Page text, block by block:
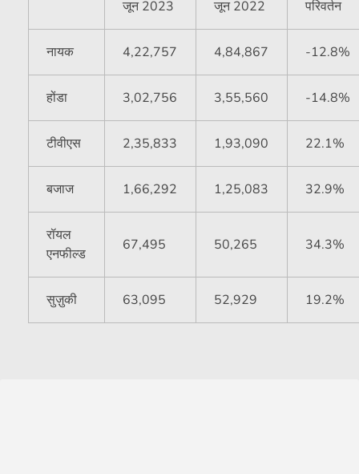
जून 2023 जून 2022 परिवर्तन
नायक 4,22,757 4,84,867 -12.8%
होंडा 3,02,756 3,55,560 -14.8%
टीवीएस 2,35,833 1,93,090 22.1%
बजाज 1,66,292 1,25,083 32.9%
रॉयल
एनफील्ड
67,495 50,265 34.3%
सुज़ुकी 63,095 52,929 19.2%